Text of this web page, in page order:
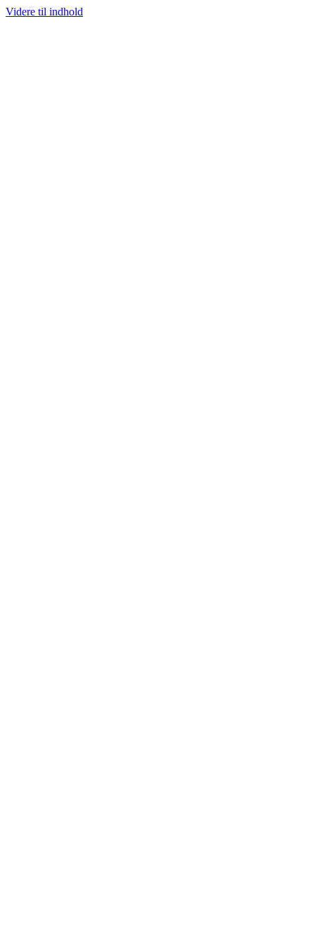
Videre til indhold